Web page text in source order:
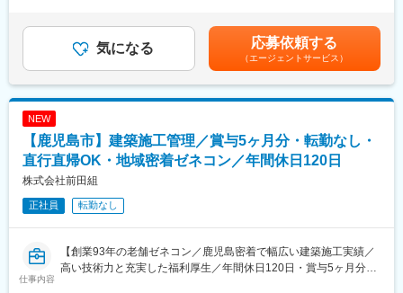
へとステップアップしていきます。
職が違うのが当たり前なので、中途入社の人もすぐに溶け込める
変更の範囲：会社の定める業務
・鹿児島駅前広場歩行者用上屋ほか
・JR谷山駅前広場上屋
■当社について：
昭和59年創業以来、順調に業績を伸ばし、今後スタッフ増員し、
本求人は上記事業に基づき、地域金融機関が当該企業様の事業内
容の分析や成長可能性の評価(事業性評価)を実施し、
くまでも目安の金額であり、選考を通じて上下する可能性があり
ます。月給(月額)は固定手当を含めた表記です。
気になる 応募依頼する
（エージェントサービス）
NEW
【鹿児島市】建築施工管理／賞与5ヶ月分・転勤なし・
直行直帰OK・地域密着ゼネコン／年間休日120日
株式会社前田組
正社員 転勤なし
仕事内容
【創業93年の老舗ゼネコン／鹿児島密着で幅広い建築施工実績／
高い技術力と充実した福利厚生／年間休日120日・賞与5ヶ月分・